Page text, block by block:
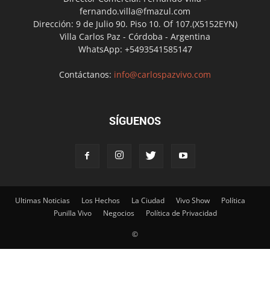
fernando.villa@fmazul.com
Dirección: 9 de Julio 90. Piso 10. Of 107.(X5152EYN)
Villa Carlos Paz - Córdoba - Argentina
WhatsApp: +5493541585147
Contáctanos: info@carlospazvivo.com
SÍGUENOS
Ultimas Noticias Los Hechos La Ciudad Vivo Show
Política
Punilla Vivo
Negocios Política de Privacidad
©